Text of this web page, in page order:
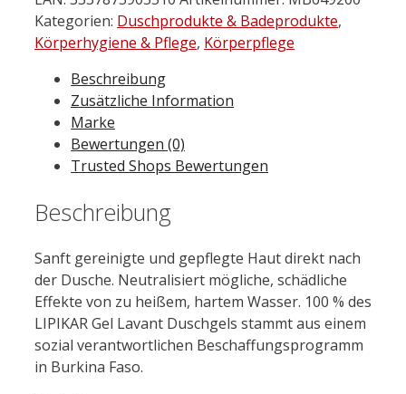
Posay
Lipikar
Lavant
Duschgel
Nachfüllpack
400
Kategorien: Duschprodukte & Badeprodukte,
Körperhygiene & Pflege, Körperpflege
Beschreibung
Zusätzliche Information
Marke
Bewertungen (0)
Trusted Shops Bewertungen
Beschreibung
Sanft gereinigte und gepflegte Haut direkt nach
der Dusche. Neutralisiert mögliche, schädliche
Effekte von zu heißem, hartem Wasser. 100 % des
LIPIKAR Gel Lavant Duschgels stammt aus einem
sozial verantwortlichen Beschaffungsprogramm
in Burkina Faso.